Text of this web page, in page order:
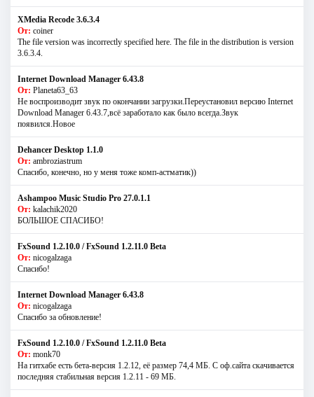
XMedia Recode 3.6.3.4
От: coiner
The file version was incorrectly specified here. The file in the distribution is version
3.6.3.4.
Internet Download Manager 6.43.8
От: Planeta63_63
Не воспроизводит звук по окончании загрузки.Переустановил версию Internet
Download Manager 6.43.7,всё заработало как было всегда.Звук
появился.Новое
Dehancer Desktop 1.1.0
От: ambroziastrum
Спасибо, конечно, но у меня тоже комп-астматик))
Ashampoo Music Studio Pro 27.0.1.1
От: kalachik2020
БОЛЬШОЕ СПАСИБО!
FxSound 1.2.10.0 / FxSound 1.2.11.0 Beta
От: nicogalzaga
Спасибо!
Internet Download Manager 6.43.8
От: nicogalzaga
Спасибо за обновление!
FxSound 1.2.10.0 / FxSound 1.2.11.0 Beta
От: monk70
На гитхабе есть бета-версия 1.2.12, её размер 74,4 МБ. С оф.сайта скачивается
последняя стабильная версия 1.2.11 - 69 МБ.